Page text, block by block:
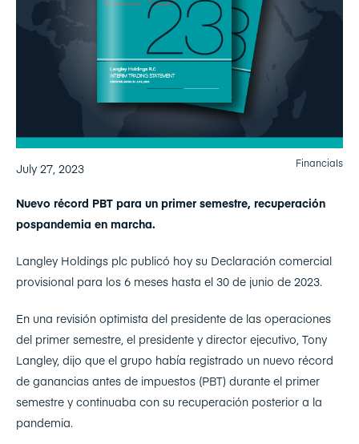
July 27, 2023 Financials
Nuevo récord PBT para un primer semestre, recuperación
pospandemia en marcha.
Langley Holdings plc publicó hoy su Declaración comercial
provisional para los 6 meses hasta el 30 de junio de 2023.
En una revisión optimista del presidente de las operaciones
del primer semestre, el presidente y director ejecutivo, Tony
Langley, dijo que el grupo había registrado un nuevo récord
de ganancias antes de impuestos (PBT) durante el primer
semestre y continuaba con su recuperación posterior a la
pandemia.